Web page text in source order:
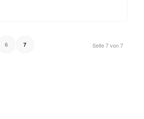
Seite 7 von 7
6 7